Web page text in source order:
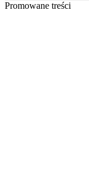
Promowane treści